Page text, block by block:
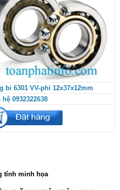
bi 6301 VV-phi 12x37x12mm
hệ 0932322638
tính minh họa